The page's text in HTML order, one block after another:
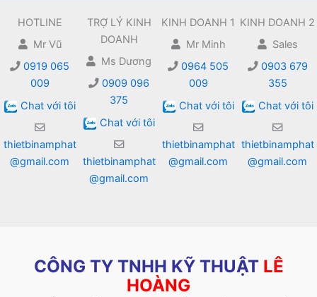
HOTLINE
Mr Vũ
0919 065
009
Chat với tôi
thietbinamphat
@gmail.com
TRỢ LÝ KINH
DOANH
Ms Dương
0909 096
375
Chat với tôi
thietbinamphat
@gmail.com
KINH DOANH 1
Mr Minh
0964 505
009
Chat với tôi
thietbinamphat
@gmail.com
KINH DOANH 2
Sales
0903 679
355
Chat với tôi
thietbinamphat
@gmail.com
CÔNG TY TNHH KỸ THUẬT LÊ
HOÀNG